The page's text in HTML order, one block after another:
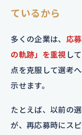
ているから
多くの企業は、 応
の軌跡」を重視 し
点を克服して選考
示せます。
たとえば、以前の
が、再応募時にス